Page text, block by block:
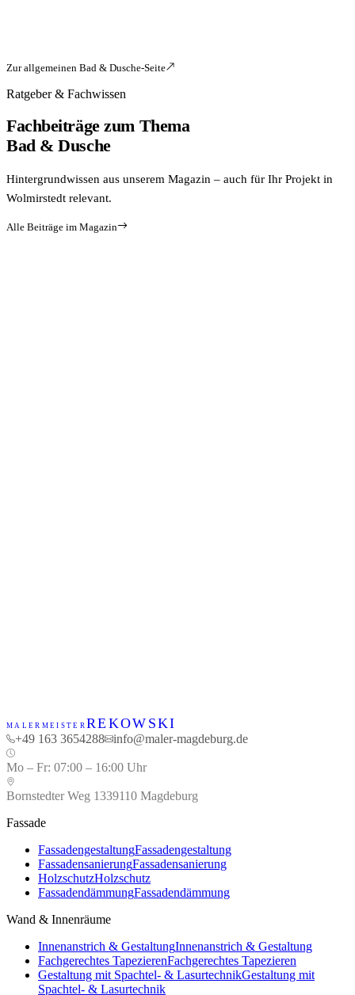
Zur allgemeinen Bad & Dusche-Seite
Ratgeber & Fachwissen
Fachbeiträge zum Thema
Bad & Dusche
Hintergrundwissen aus unserem Magazin – auch für Ihr Projekt in
Wolmirstedt relevant.
Alle Beiträge im Magazin
+49 163 3654288
MALERMEISTERREKOWSKI
+49 163 3654288 info@maler-magdeburg.de
Mo – Fr: 07:00 – 16:00 Uhr
Bornstedter Weg 1339110 Magdeburg
Fassade
FassadengestaltungFassadengestaltung
FassadensanierungFassadensanierung
HolzschutzHolzschutz
FassadendämmungFassadendämmung
Wand & Innenräume
Innenanstrich & GestaltungInnenanstrich & Gestaltung
Fachgerechtes TapezierenFachgerechtes Tapezieren
Gestaltung mit Spachtel- & LasurtechnikGestaltung mit
Spachtel- & Lasurtechnik